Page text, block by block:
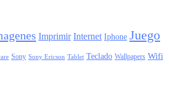
Imprimir Internet Iphone Juego
Sony Sony Ericson Tablet Teclado Wallpapers Wifi